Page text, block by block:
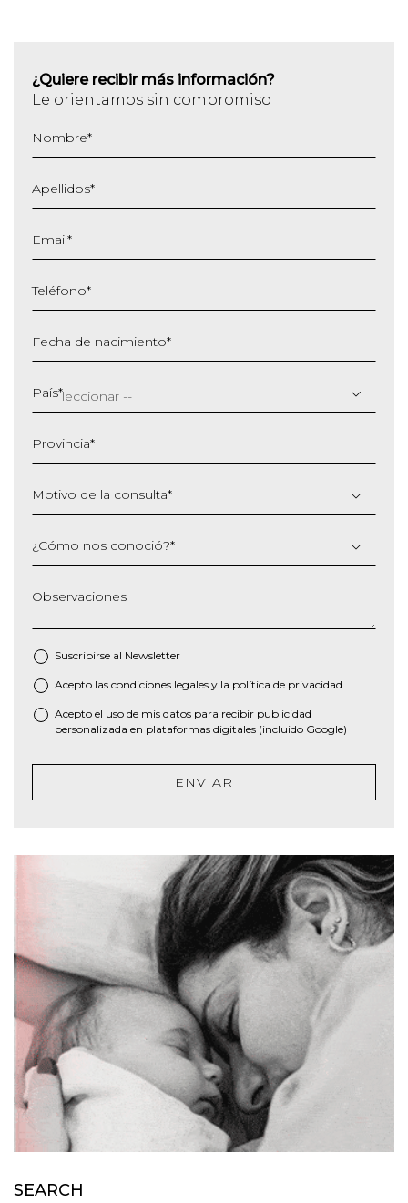
¿Quiere recibir más información?
Le orientamos sin compromiso
Nombre*
Apellidos*
Email*
Teléfono*
Fecha de nacimiento*
barra
MM
AAAA
País*
Provincia*
Motivo de la consulta*
¿Cómo nos conoció?*
Observaciones
Suscribirse al Newsletter
* Acepto las condiciones legales y la política de privacidad
Acepto el uso de mis datos para recibir publicidad
personalizada en plataformas digitales (incluido Google)
ENVIAR
SEARCH